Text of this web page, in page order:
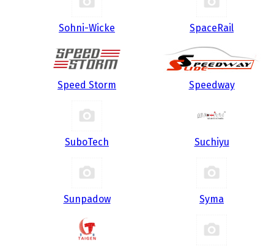
Sohni-Wicke SpaceRail
Speed Storm Speedway
SuboTech Suchiyu
Sunpadow Syma